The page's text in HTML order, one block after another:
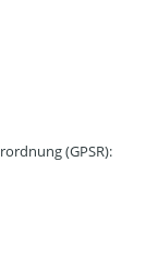
(GPSR):